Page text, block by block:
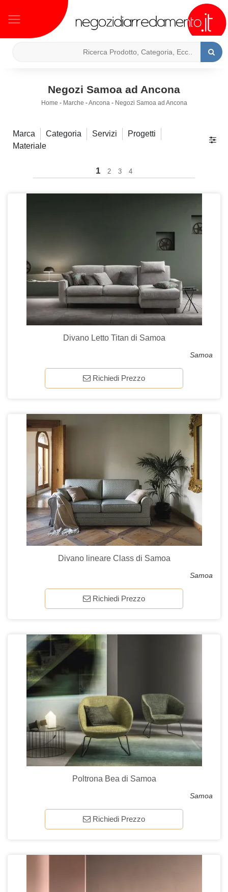
Negozi Samoa ad Ancona
Home - Marche -Ancona- Negozi Samoa ad Ancona
Marca Categoria Servizi
Progetti
Materiale
1 2 3 4
Divano Letto Titan di Samoa
Samoa
Richiedi Prezzo
Divano lineare Class di Samoa
Samoa
Richiedi Prezzo
Poltrona Bea di Samoa
Samoa
Richiedi Prezzo